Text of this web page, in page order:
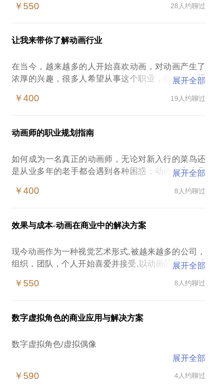
动画制作的技巧；
我看了很多，学了很多但实际制作却达不到效果；
好像什么都知道但制作时却很混乱；
团队协调老出问题，进度受影响；
如何提高个人/团队作品的质量；
师，团队管理者们，现在我希望用我的专业知识和经
本人是职业3D动画师在18年的职业动画从业中参与过
大量的动画电影、DVD、TV及广告、游戏片头的制
作。在期间担任过动画师，动画组长，动画指导等职
务，有丰富的制作及管理经验，并在动画教育方面也
好者、动画初学者、职业动画师还是项目管理人员，
面为你提供专业的指导与帮助。在AnimatiomMentor
的学习经历让我对于动画艺术有了更深得理解及提
动画制作经验能够为你在行业中遇到的困难提供专业
本人可以提供1-3小时的咨询或者更长时间的专业帮
￥550 28人约聊过
让我来带你了解动画行业
在当今，越来越多的人开始喜欢动画，对动画产生了
浓厚的兴趣，很多人希望从事这个职业，但很多问题
成为动画师吗？你想让你的作品呈现在荧幕上让大家
道能不能(或者如何)进入这个行业?这个行业的标准是
什么?以上这些问题很多爱好动画的人或者想进入这个
业1-2年的人都还被很多问题困扰着，让你对这个行业
和自己的未来感到迷茫，现在我用我的经验来帮你了
解这个行业，让你能更快、更清楚、更详细的了解这
进入这个行业的初学者，或刚刚从业的无经验人员，
题。希望能帮助你能更快更好更详细的了解自己能不
能适合这个行业，以及该如何去做！
从事动画行业20多年,参与过电影,电视,游戏,等多种类
展开全部
￥400 19人约聊过
动画师的职业规划指南
如何成为一名真正的动画师，无论对新入行的菜鸟还
是从业多年的老手都会遇到各种困惑：动画师应该具
年但感觉和自己的想象中的动画师不一样；怎么样成
问题。相信无论已经从事这个行业、即将从事这个行
业，或希望从事这个行业的朋友，都有着或多或少的
的从业经验的积累，我在动画行业"荆棘"中逐渐看清
了方向，让我更好的朝我的梦想前进。现在我希望用
我的经验帮助想继续从事这个行业的朋友，让他们更
型的制作,涉及卡通,写实等各种风格的制作,具有多年
展开全部
￥400 8人约聊过
效果与成本-动画在商业中的解决方案
现今动画作为一种视觉艺术形式,被越来越多的公司，
组织，团队，个人开始喜爱并接受,以动画的表现形式
但是由于其艺术表现的多样化,知识的专业化,涉及领
知识，需求者会被很多专业或非专业的疑虑，问题所
困扰。大多数非专业人士人对它还是不了解,因此对于
满足自己的需求，付出的成本，等诸多问题所困扰。
为此我通过专业的知识与经验来提供帮助，满足你的
展开全部
￥550 8人约聊过
数字虚拟角色的商业应用与解决方案
数字虚拟角色/虚拟偶像
觉艺术提供了更多的表现形式.
展开全部
￥590 4人约聊过